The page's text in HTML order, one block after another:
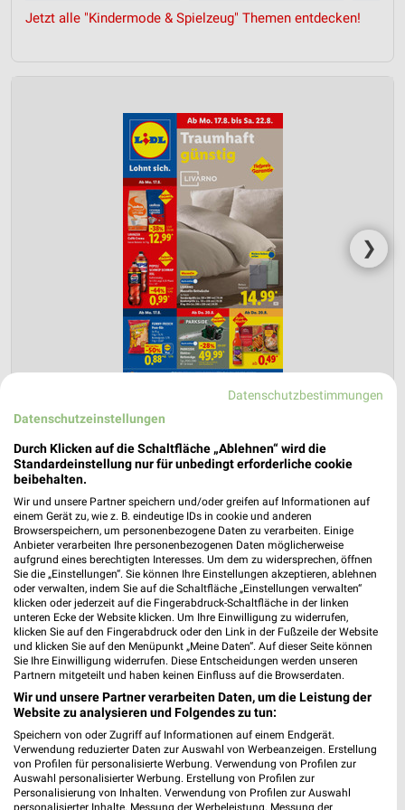
Jetzt alle "Kindermode & Spielzeug" Themen entdecken!
❯
Lidl Prospekt für Wächtersbach ab Mo.
den 17.08.
Gültig von 17. Aug. bis 22. Aug.
📅 Kalendereintrag erstellen
PROSPEKT BLÄTTERN
WEIN HANDY & SMARTPHONE ANGEBOTE AB FREITAG
Datenschutzbestimmungen
Datenschutzeinstellungen
Durch Klicken auf die Schaltfläche „Ablehnen“ wird die
Standardeinstellung nur für unbedingt erforderliche cookie
beibehalten.
Wir und unsere Partner speichern und/oder greifen auf Informationen auf
einem Gerät zu, wie z. B. eindeutige IDs in cookie und anderen
Browserspeichern, um personenbezogene Daten zu verarbeiten. Einige
Anbieter verarbeiten Ihre personenbezogenen Daten möglicherweise
aufgrund eines berechtigten Interesses. Um dem zu widersprechen, öffnen
Sie die „Einstellungen“. Sie können Ihre Einstellungen akzeptieren, ablehnen
oder verwalten, indem Sie auf die Schaltfläche „Einstellungen verwalten“
klicken oder jederzeit auf die Fingerabdruck-Schaltfläche in der linken
unteren Ecke der Website klicken. Um Ihre Einwilligung zu widerrufen,
klicken Sie auf den Fingerabdruck oder den Link in der Fußzeile der Website
und klicken Sie auf den Menüpunkt „Meine Daten“. Auf dieser Seite können
Sie Ihre Einwilligung widerrufen. Diese Entscheidungen werden unseren
Partnern mitgeteilt und haben keinen Einfluss auf die Browserdaten.
Wir und unsere Partner verarbeiten Daten, um die Leistung der
Website zu analysieren und Folgendes zu tun:
Speichern von oder Zugriff auf Informationen auf einem Endgerät.
Verwendung reduzierter Daten zur Auswahl von Werbeanzeigen. Erstellung
von Profilen für personalisierte Werbung. Verwendung von Profilen zur
Auswahl personalisierter Werbung. Erstellung von Profilen zur
Personalisierung von Inhalten. Verwendung von Profilen zur Auswahl
personalisierter Inhalte. Messung der Werbeleistung. Messung der